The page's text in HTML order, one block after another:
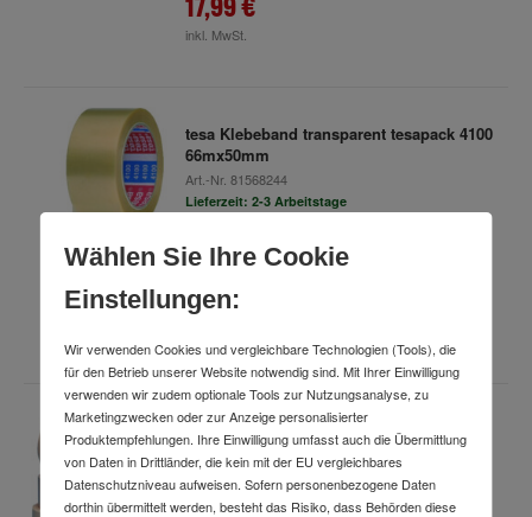
inkl. MwSt.
tesa Klebeband transparent tesapack 4100
66mx50mm
Art.-Nr. 81568244
Lieferzeit: 2-3 Arbeitstage
185,99 €
Nopi TESA, Malerkrepp 55510 50mx19mm
Art.-Nr. 89956980
Lieferzeit: 2-3 Arbeitstage
Wählen Sie Ihre Cookie
Einstellungen:
Wir verwenden Cookies und vergleichbare Technologien (Tools), die
für den Betrieb unserer Website notwendig sind. Mit Ihrer Einwilligung
verwenden wir zudem optionale Tools zur Nutzungsanalyse, zu
Marketingzwecken oder zur Anzeige personalisierter
Produktempfehlungen. Ihre Einwilligung umfasst auch die Übermittlung
von Daten in Drittländer, die kein mit der EU vergleichbares
Datenschutzniveau aufweisen. Sofern personenbezogene Daten
dorthin übermittelt werden, besteht das Risiko, dass Behörden diese